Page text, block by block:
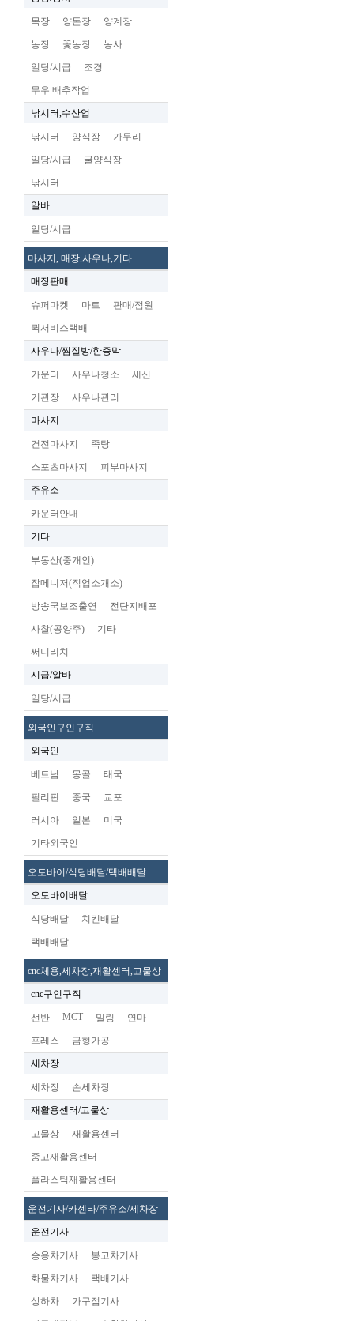
목장 양돈장 양계장
농장 꽃농장 농사
일당/시급 조경
무우 배추작업
낚시터,수산업
낚시터 양식장 가두리
일당/시급 굴양식장
낚시터
알바
일당/시급
마사지, 매장.사우나,기타
매장판매
슈퍼마켓 마트 판매/점원
퀵서비스택배
사우나/찜질방/한증막
카운터 사우나청소 세신
기관장 사우나관리
마사지
건전마사지 족탕
스포츠마사지 피부마사지
주유소
카운터안내
기타
부동산(중개인)
잡메니저(직업소개소)
방송국보조출연 전단지배포
사찰(공양주) 기타
써니리치
시급/알바
일당/시급
외국인구인구직
외국인
베트남 몽골 태국
필리핀 중국 교포
러시아 일본 미국
기타외국인
오토바이/식당배달/택배배달
오토바이배달
식당배달 치킨배달
택배배달
cnc체용,세차장,재활센터,고물상
cnc구인구직
선반 MCT 밀링 연마
프레스 금형가공
세차장
세차장 손세차장
재활용센터/고물상
고물상 재활용센터
중고재활용센터
플라스틱재활용센터
운전기사/카센타/주유소/세차장
운전기사
승용차기사 봉고차기사
화물차기사 택배기사
상하차 가구점기사